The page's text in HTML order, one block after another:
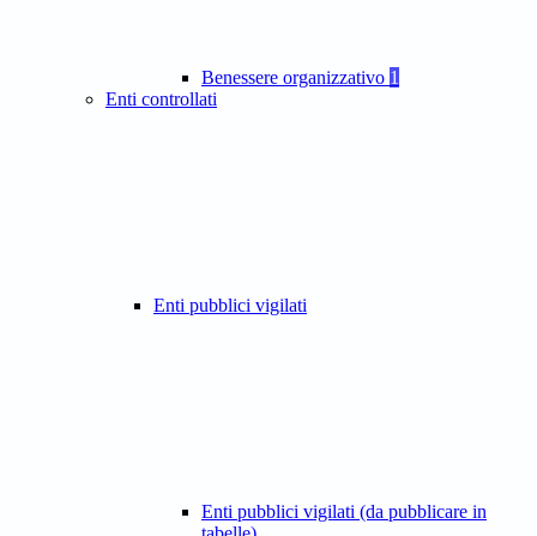
Benessere organizzativo 1
Enti controllati
Enti pubblici vigilati
Enti pubblici vigilati (da pubblicare in